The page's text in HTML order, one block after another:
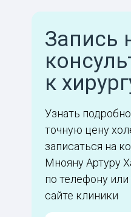
Запись
к
Узнать
точную цену
записаться на
Мнояну Артуру
по телефону
сайте клиники